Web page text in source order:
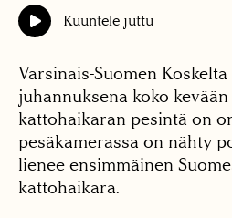
Kuuntele juttu
Varsinais-Suomen
juhannuksena koko
kattohaikaran pesintä on
pesäkamerassa on nähty
lienee ensimmäinen
kattohaikara.